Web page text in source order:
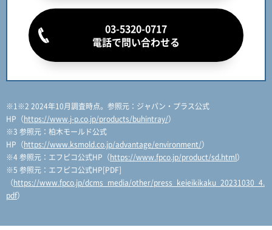
03-5320-0717
電話で問い合わせる
※1※2 2024年10月調査時点。参照元：ジャパン・プラス公式
HP（https://www.j-p.co.jp/products/buhintray/）
※3 参照元：柏木モールド公式
HP（https://www.ksmold.co.jp/advantage/environment/）
※4 参照元：エフピコ公式HP（https://www.fpco.jp/product/sd.html）
※5 参照元：エフピコ公式HP[PDF]
（https://www.fpco.jp/dcms_media/other/press_keieikikaku_20231030_4.
pdf）